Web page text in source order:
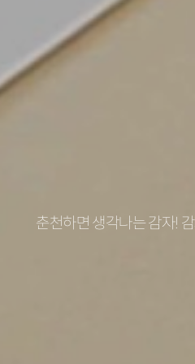
춘천하면 생각나는 감자!